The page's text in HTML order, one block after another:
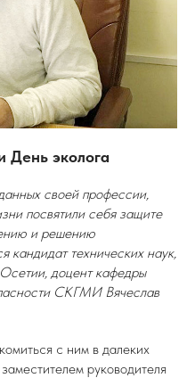
День эколога
своей профессии,
посвятили себя защите
и решению
кандидат технических наук,
доцент кафедры
СКГМИ Вячеслав
с ним в далеких
руководителя